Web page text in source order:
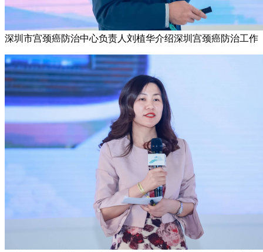
深圳市宫颈癌防治中心负责人刘植华介绍深圳宫颈癌防治工作